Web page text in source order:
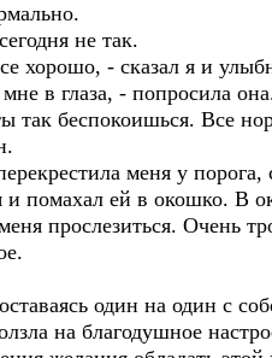
не так.
хорошо, - сказал я и
в глаза, - попросила
так беспокоишься. Все
меня у
и помахал ей в окошко. В
прослезиться. Очень
один на один с
на благодушное